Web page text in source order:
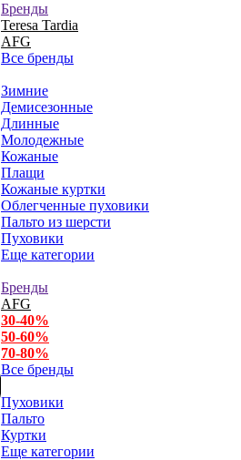
Бренды
Teresa Tardia
AFG
Все бренды
Зимние
Демисезонные
Длинные
Молодежные
Кожаные
Плащи
Кожаные куртки
Облегченные пуховики
Пальто из шерсти
Пуховики
Еще категории
Бренды
AFG
30-40%
50-60%
70-80%
Все бренды
Пуховики
Пальто
Куртки
Еще категории